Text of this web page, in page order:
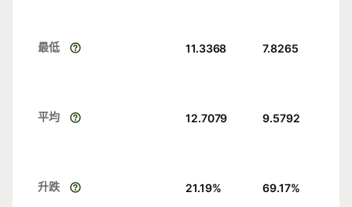
最低 11.3368 7.8265
平均 12.7079 9.5792
升跌 21.19% 69.17%